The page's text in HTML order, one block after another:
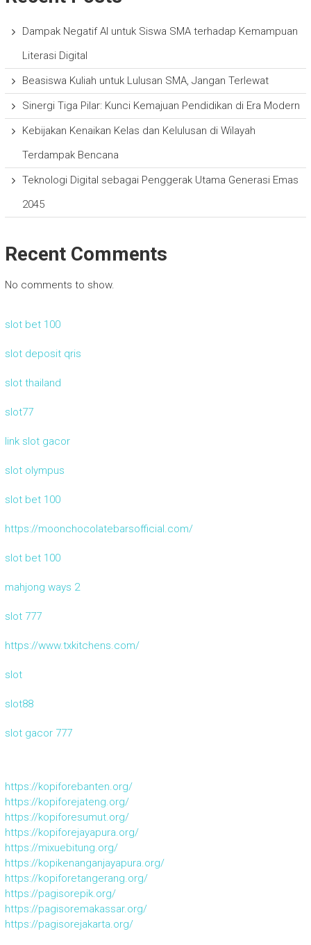
Dampak Negatif AI untuk Siswa SMA terhadap Kemampuan
Literasi Digital
Beasiswa Kuliah untuk Lulusan SMA, Jangan Terlewat
Sinergi Tiga Pilar: Kunci Kemajuan Pendidikan di Era Modern
Kebijakan Kenaikan Kelas dan Kelulusan di Wilayah
Terdampak Bencana
Teknologi Digital sebagai Penggerak Utama Generasi Emas
2045
Recent Comments
No comments to show.
slot bet 100
slot deposit qris
slot thailand
slot77
link slot gacor
slot olympus
slot bet 100
https://moonchocolatebarsofficial.com/
slot bet 100
mahjong ways 2
slot 777
https://www.txkitchens.com/
slot
slot88
slot gacor 777
https://kopiforebanten.org/
https://kopiforejateng.org/
https://kopiforesumut.org/
https://kopiforejayapura.org/
https://mixuebitung.org/
https://kopikenanganjayapura.org/
https://kopiforetangerang.org/
https://pagisorepik.org/
https://pagisoremakassar.org/
https://pagisorejakarta.org/